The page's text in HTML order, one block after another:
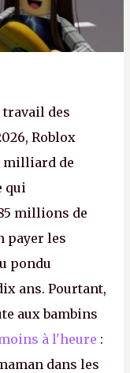
des
Roblox
milliard de
qui
millions de
payer les
pondu
ans. Pourtant,
aux bambins
à l'heure :
dans les